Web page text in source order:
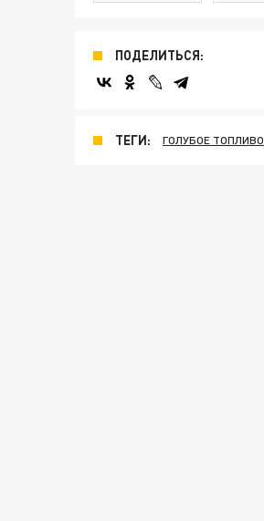
ПОДЕЛИТЬСЯ:
ТЕГИ: ГОЛУБОЕ ТОПЛИВО